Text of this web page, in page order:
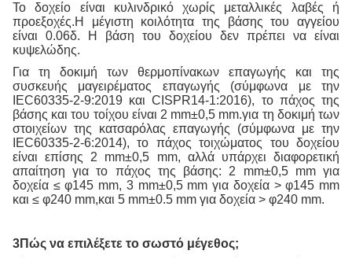
Το δοχείο είναι κυλινδρικό χωρίς μεταλλικές λαβές ή
προεξοχές.Η μέγιστη κοιλότητα της βάσης του αγγείου
είναι 0.06δ. Η βάση του δοχείου δεν πρέπει να είναι
κυψελώδης.
Για τη δοκιμή των θερμοπίνακων επαγωγής και της
συσκευής μαγειρέματος επαγωγής (σύμφωνα με την
IEC60335-2-9:2019 και CISPR14-1:2016), το πάχος της
βάσης και του τοίχου είναι 2 mm±0,5 mm.για τη δοκιμή των
στοιχείων της κατσαρόλας επαγωγής (σύμφωνα με την
IEC60335-2-6:2014), το πάχος τοιχώματος του δοχείου
είναι επίσης 2 mm±0,5 mm, αλλά υπάρχει διαφορετική
απαίτηση για το πάχος της βάσης: 2 mm±0,5 mm για
δοχεία ≤ φ145 mm, 3 mm±0,5 mm για δοχεία > φ145 mm
και ≤ φ240 mm,και 5 mm±0.5 mm για δοχεία > φ240 mm.
3Πώς να επιλέξετε το σωστό μέγεθος;